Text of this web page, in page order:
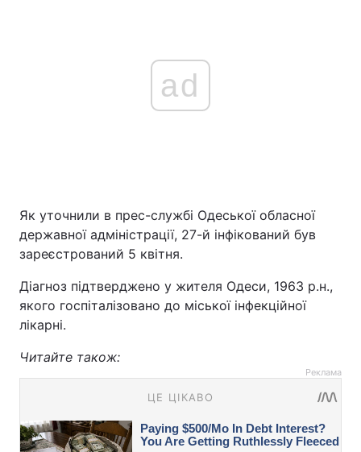
ad
Як уточнили в прес-службі Одеської обласної
державної адміністрації, 27-й інфікований був
зареєстрований 5 квітня.
Діагноз підтверджено у жителя Одеси, 1963 р.н.,
якого госпіталізовано до міської інфекційної
лікарні.
Читайте також:
Реклама